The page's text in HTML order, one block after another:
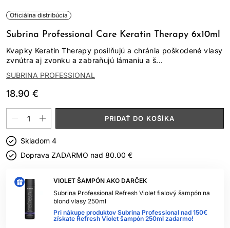
Oficiálna distribúcia
Subrina Professional Care Keratin Therapy 6x10ml
Kvapky Keratin Therapy posilňujú a chránia poškodené vlasy
zvnútra aj zvonku a zabraňujú lámaniu a š...
SUBRINA PROFESSIONAL
18.90 €
VIOLET ŠAMPÓN AKO DARČEK
Subrina Professional Refresh Violet fialový šampón na
blond vlasy 250ml
Pri nákupe produktov Subrina Professional nad 150€
získate Refresh Violet šampón 250ml zadarmo!
PRIDAŤ DO KOŠÍKA
Skladom 4
Doprava ZADARMO nad 80.00 €